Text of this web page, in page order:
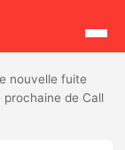
nouvelle fuite
prochaine de Call